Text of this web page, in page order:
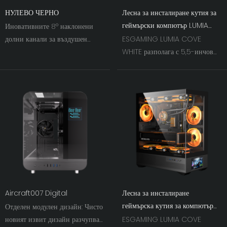
НУЛЕВО ЧЕРНО
Иновативните 8° наклонени
долни канали за въздушен
топлинните характеристики,
като същевременно поддържат
чисто вътрешно оформление.
Лесна за инсталиране кутия за
геймърски компютър LUMIA
COVE WHITE с поддръжка за
LCD монитор BTF MB
ESGAMING LUMIA COVE
WHITE разполага с 5,5-инчов
интелигентен дисплей. Той
показва хардуерни статистики в
реално време, като температура
и тактова честота, като
същевременно възпроизвежда
персонализирани анимации,
тапети и видеоклипове.
Поддържа ATX, M-ATX и ITX
дънни платки, с пълна
съвместимост с back-
connect (BTF) дизайни. Няма
Aircraft007 Digital
Отделен модулен дизайн: Чисто
новият извит дизайн разчупва
Лесна за инсталиране
геймърска кутия за компютър
LUMIA COVE с поддръжка на
ESGAMING LUMIA COVE